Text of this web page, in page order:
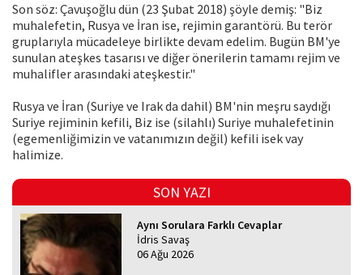
Son söz: Çavuşoğlu dün (23 Şubat 2018) şöyle demiş: "Biz
muhalefetin, Rusya ve İran ise, rejimin garantörü. Bu terör
gruplarıyla mücadeleye birlikte devam edelim. Bugün BM'ye
sunulan ateşkes tasarısı ve diğer önerilerin tamamı rejim ve
muhalifler arasındaki ateşkestir."
Rusya ve İran (Suriye ve Irak da dahil) BM'nin meşru saydığı
Suriye rejiminin kefili, Biz ise (silahlı) Suriye muhalefetinin
(egemenliğimizin ve vatanımızın değil) kefili isek vay
halimize.
SON YAZI
Aynı Sorulara Farklı Cevaplar
İdris Savaş
06 Ağu 2026